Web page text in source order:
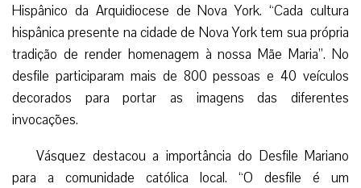
Hispânico da Arquidiocese de Nova York. “Cada cultura
hispânica presente na cidade de Nova York tem sua própria
tradição de render homenagem à nossa Mãe Maria”. No
desfile participaram mais de 800 pessoas e 40 veículos
decorados para portar as imagens das diferentes
invocações.
Vásquez destacou a importância do Desfile Mariano
para a comunidade católica local. “O desfile é um